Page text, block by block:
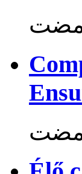
مضت
مضت